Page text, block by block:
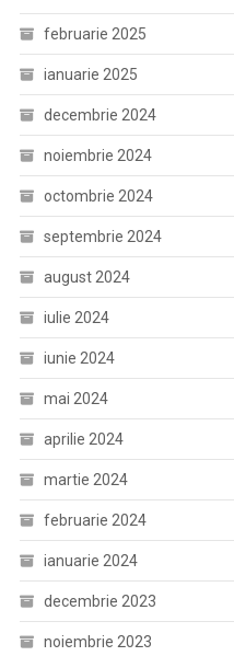
februarie 2025
ianuarie 2025
decembrie 2024
noiembrie 2024
octombrie 2024
septembrie 2024
august 2024
iulie 2024
iunie 2024
mai 2024
aprilie 2024
martie 2024
februarie 2024
ianuarie 2024
decembrie 2023
noiembrie 2023